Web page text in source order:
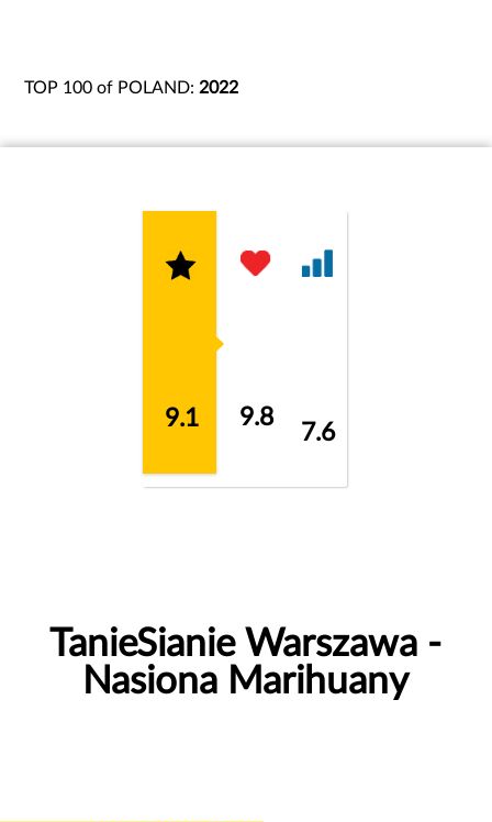
TOP 100 of POLAND:2022
9.1 9.8
7.6
TanieSianie Warszawa -
Nasiona Marihuany